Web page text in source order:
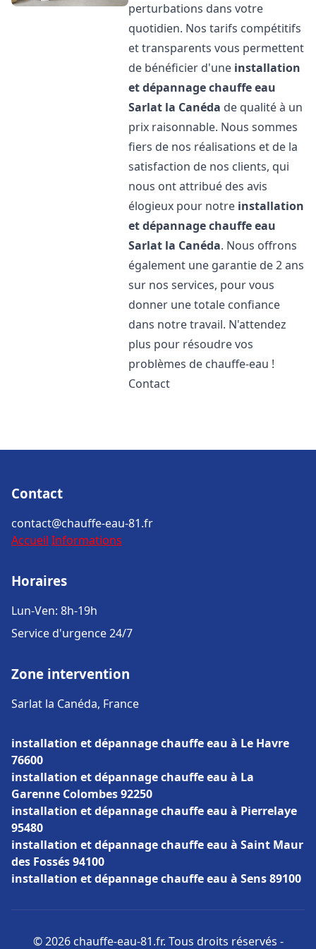
perturbations dans votre
quotidien. Nos tarifs compétitifs
et transparents vous permettent
de bénéficier d'une installation
et dépannage chauffe eau
Sarlat la Canéda de qualité à un
prix raisonnable. Nous sommes
fiers de nos réalisations et de la
satisfaction de nos clients, qui
nous ont attribué des avis
élogieux pour notre installation
et dépannage chauffe eau
Sarlat la Canéda. Nous offrons
également une garantie de 2 ans
sur nos services, pour vous
donner une totale confiance
dans notre travail. N'attendez
plus pour résoudre vos
problèmes de chauffe-eau !
Contact
Contact
contact@chauffe-eau-81.fr
Accueil Informations
Horaires
Lun-Ven: 8h-19h
Service d'urgence 24/7
Zone intervention
Sarlat la Canéda, France
installation et dépannage chauffe eau à Le Havre
76600
installation et dépannage chauffe eau à La
Garenne Colombes 92250
installation et dépannage chauffe eau à Pierrelaye
95480
installation et dépannage chauffe eau à Saint Maur
des Fossés 94100
installation et dépannage chauffe eau à Sens 89100
© 2026 chauffe-eau-81.fr. Tous droits réservés -